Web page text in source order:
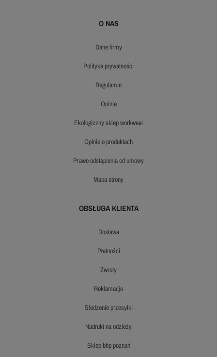
O NAS
dane firmy
polityka prywatności
regulamin
opinie
ekologiczny sklep workwear
opinie o produktach
prawo odstąpienia od umowy
mapa strony
OBSŁUGA KLIENTA
dostawa
płatności
zwroty
reklamacje
śledzenie przesyłki
nadruki na odzieży
sklep bhp poznań